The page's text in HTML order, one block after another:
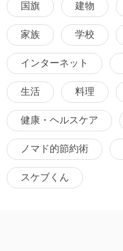
国旗 建物
家族 学校
インターネット
生活 料理
健康・ヘルスケア
ノマド的節約術
スケブくん